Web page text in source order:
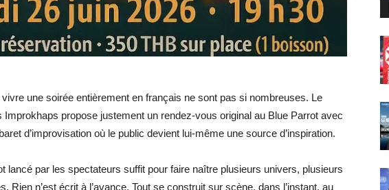
une soirée entièrement en français ne sont pas si nombreuses. Le
Improkhaps propose justement un rendez-vous original au Blue Parrot avec
d’improvisation où le public devient lui-même une source d’inspiration.
lancé par les spectateurs suffit pour faire naître plusieurs univers, plusieurs
Rien n’est écrit à l’avance. Tout se construit sur scène, dans l’instant, au